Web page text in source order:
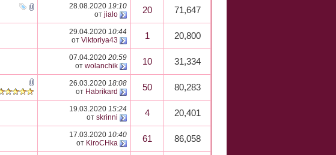
28.08.2020 19:10
от jialo 20 71,647
29.04.2020 10:44
от Viktoriya43 1 20,800
07.04.2020 20:59
от wolanchik 10 31,334
26.03.2020 18:08
от Habrikard 50 80,283
19.03.2020 15:24
от skrinni 4 20,401
17.03.2020 10:40
от KiroCHka 61 86,058